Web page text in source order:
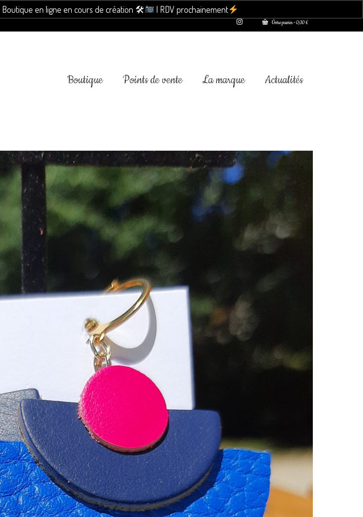
Boutique en ligne en cours de création 🛠 | RDV prochainement
Votre panier-0,00€
Boutique Points de vente La marque Actualités